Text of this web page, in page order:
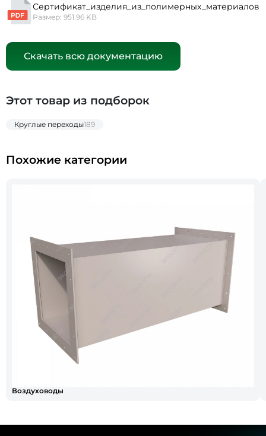
Сертификат_изделия_из_полимерных_материалов
Размер: 951.96 KB
Скачать всю документацию
Этот товар из подборок
Круглые переходы189
Похожие категории
Воздуховоды